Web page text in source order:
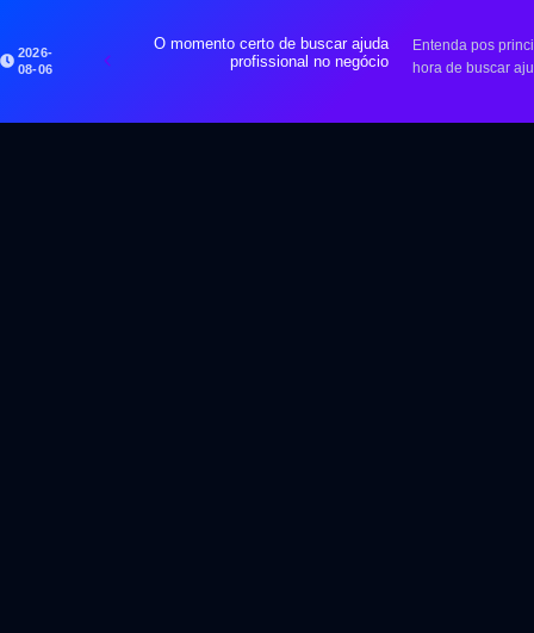
2026-
08-06
O momento certo de buscar ajuda
profissional no negócio
Entenda pos
hora de buscar